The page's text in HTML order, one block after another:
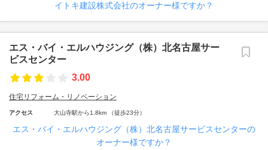
イトキ建設株式会社のオーナー様ですか？
エス・バイ・エルハウジング（株）北名古屋サー
ビスセンター
3.00
住宅リフォーム・リノベーション
アクセス 大山寺駅から1.8km （徒歩23分）
エス・バイ・エルハウジング（株）北名古屋サービスセンターの
オーナー様ですか？